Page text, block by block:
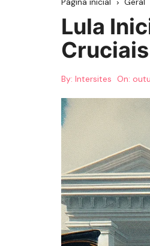
Lula
By: Intersites On: